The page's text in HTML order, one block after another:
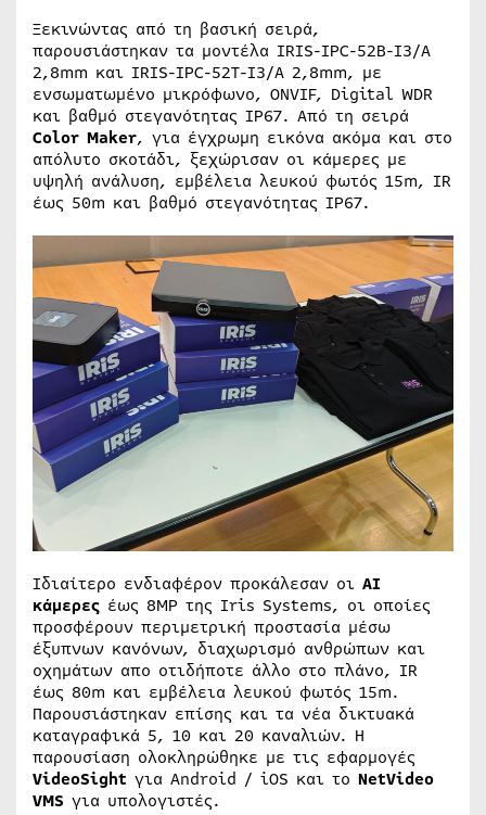
Ξεκινώντας από τη βασική σειρά,
παρουσιάστηκαν τα μοντέλα IRIS-IPC-52B-I3/A
2,8mm και IRIS-IPC-52T-I3/A 2,8mm, με
ενσωματωμένο μικρόφωνο, ONVIF, Digital WDR
και βαθμό στεγανότητας IP67. Από τη σειρά
Color Maker, για έγχρωμη εικόνα ακόμα και στο
απόλυτο σκοτάδι, ξεχώρισαν οι κάμερες με
υψηλή ανάλυση, εμβέλεια λευκού φωτός 15m, IR
έως 50m και βαθμό στεγανότητας IP67.
Ιδιαίτερο ενδιαφέρον προκάλεσαν οι AI
κάμερες έως 8MP της Iris Systems, οι οποίες
προσφέρουν περιμετρική προστασία μέσω
έξυπνων κανόνων, διαχωρισμό ανθρώπων και
οχημάτων απο οτιδήποτε άλλο στο πλάνο, IR
έως 80m και εμβέλεια λευκού φωτός 15m.
Παρουσιάστηκαν επίσης και τα νέα δικτυακά
καταγραφικά 5, 10 και 20 καναλιών. Η
παρουσίαση ολοκληρώθηκε με τις εφαρμογές
VideoSight για Android / iOS και το NetVideo
VMS για υπολογιστές.